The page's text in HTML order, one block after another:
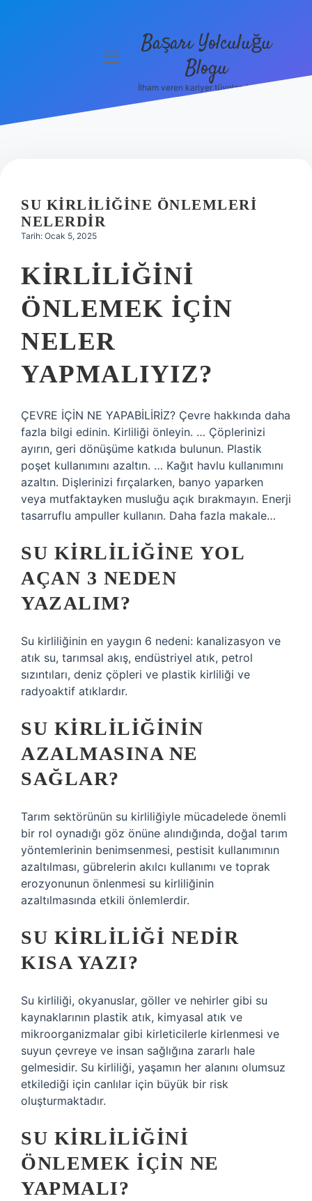
Hakkımızda
menüyüBaşarı Yolculuğu
Blogu
İlham veren kariyer tüyoları burada!
SU KIRLILIĞINE ÖNLEMLERI
NELERDIR
Tarih: Ocak 5, 2025
KIRLILIĞINI
ÖNLEMEK IÇIN
NELER
YAPMALIYIZ?
ÇEVRE İÇİN NE YAPABİLİRİZ? Çevre hakkında daha
fazla bilgi edinin. Kirliliği önleyin. … Çöplerinizi
ayırın, geri dönüşüme katkıda bulunun. Plastik
poşet kullanımını azaltın. … Kağıt havlu kullanımını
azaltın. Dişlerinizi fırçalarken, banyo yaparken
veya mutfaktayken musluğu açık bırakmayın. Enerji
tasarruflu ampuller kullanın. Daha fazla makale…
SU KIRLILIĞINE YOL
AÇAN 3 NEDEN
YAZALIM?
Su kirliliğinin en yaygın 6 nedeni: kanalizasyon ve
atık su, tarımsal akış, endüstriyel atık, petrol
sızıntıları, deniz çöpleri ve plastik kirliliği ve
radyoaktif atıklardır.
SU KIRLILIĞININ
AZALMASINA NE
SAĞLAR?
Tarım sektörünün su kirliliğiyle mücadelede önemli
bir rol oynadığı göz önüne alındığında, doğal tarım
yöntemlerinin benimsenmesi, pestisit kullanımının
azaltılması, gübrelerin akılcı kullanımı ve toprak
erozyonunun önlenmesi su kirliliğinin
azaltılmasında etkili önlemlerdir.
SU KIRLILIĞI NEDIR
KISA YAZI?
Su kirliliği, okyanuslar, göller ve nehirler gibi su
kaynaklarının plastik atık, kimyasal atık ve
mikroorganizmalar gibi kirleticilerle kirlenmesi ve
suyun çevreye ve insan sağlığına zararlı hale
gelmesidir. Su kirliliği, yaşamın her alanını olumsuz
etkilediği için canlılar için büyük bir risk
oluşturmaktadır.
SU KIRLILIĞINI
ÖNLEMEK IÇIN NE
YAPMALI?